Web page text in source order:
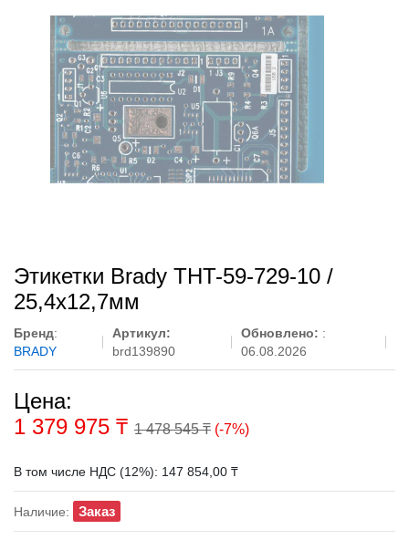
Этикетки Brady THT-59-729-10 /
25,4x12,7мм
Бренд:
BRADY
Артикул:
brd139890
Обновлено: :
06.08.2026
Цена:
1 379 975 ₸ 1 478 545 ₸ (-7%)
В том числе НДС (12%): 147 854,00 ₸
Наличие: Заказ